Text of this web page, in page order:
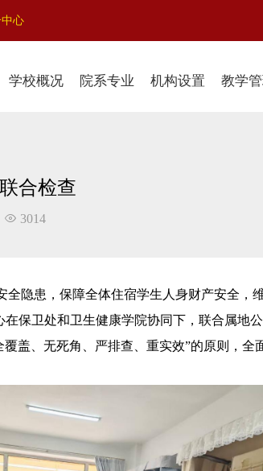
心
学校概况 院系专业 机构设置 教学
合检查
3014
隐患，保障全体住宿学生人身财产安全，
保卫处和卫生健康学院协同下，联合属地
覆盖、无死角、严排查、重实效”的原则，全